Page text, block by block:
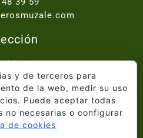
Macitavera,
km.2, 30640 Abanilla
somos
y de terceros para
de la web, medir su uso
Puede aceptar todas
no necesarias o configurar
de cookies